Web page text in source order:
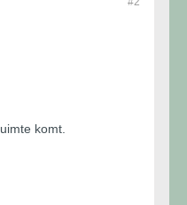
komt.